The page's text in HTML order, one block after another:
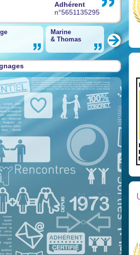
Adhérent
n°5651135295
Marine
& Thomas